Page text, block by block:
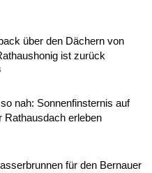
über den Dächern von
ist zurück
nah: Sonnenfinsternis auf
Rathausdach erleben
für den Bernauer